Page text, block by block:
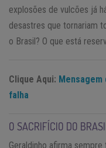
explosões de vulcões já
desastres que tornariam
o Brasil? O que está
Clique Aqui: Mensagem
falha
O SACRIFÍCIO DO
Geraldinho afirma